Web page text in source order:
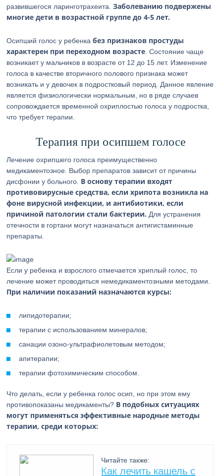
развившегося ларинготрахеита.Заболеванию подвержены
многие дети в возрастной группе до 4-5 лет.
Осипший голос у ребенкабез признаков простуды
характерен при переходном возрасте . Состояние чаще
возникает у мальчиков в возрасте от 12 до 15 лет. Изменение
голоса в качестве вторичного полового признака может
возникать и у девочек в подростковый период. Данное явление
является физиологически нормальным, но в ряде случаев
сопровождается временной охриплостью голоса у подростка,
что требует терапии.
Терапия при осипшем голосе
Лечение охрипшего голоса преимущественно
медикаментозное. Выбор препаратов зависит от причины
дисфонии у больного. В основу терапии входят
противовирусные средства, если хрипота возникла на
фоне вирусной инфекции, и антибиотики, если
причиной патологии стали бактерии. Для устранения
отечности в гортани могут назначаться антигистаминные
препараты.
Если у ребенка и взрослого отмечается хриплый голос, то
лечение может проводиться немедикаментозными методами.
При наличии показаний назначаются курсы:
липидотерапии;
терапии с использованием минералов;
санации озоно-ультрафиолетовым методом;
апитерапии;
терапии фотохимическим способом.
Что делать, если у ребенка голос осип, но при этом ему
противопоказаны медикаменты? В подобных ситуациях
могут применяться эффективные народные методы
терапии, среди которых:
Читайте также:
Как лечить кашель с